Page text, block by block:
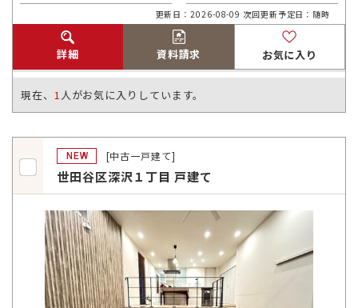
更新日：2026-08-09 次回更新予定日：随時
詳細 資料請求 お気に入り
現在、 1人がお気に入りしています。
NEW [中古一戸建て]
世田谷区深沢１丁目 戸建て